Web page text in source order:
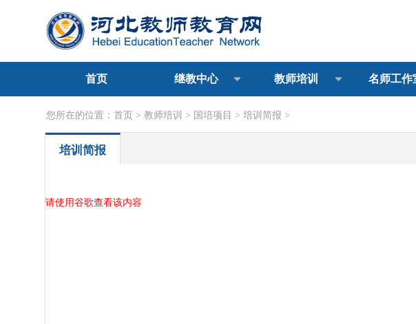
首页 继教中心 教师培训 名师工作
您所在的位置：首页 >教师培训 > 国培项目 >培训简报 >
培训简报
请使用谷歌查看该内容